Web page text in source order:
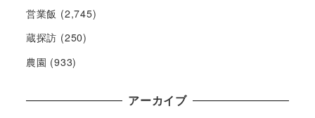
営業飯 (2,745)
蔵探訪 (250)
農園 (933)
アーカイブ